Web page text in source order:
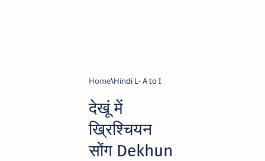
Home Hindi L- A to I
देखूं में
ख्रिश्चियन
सोंग Dekhun